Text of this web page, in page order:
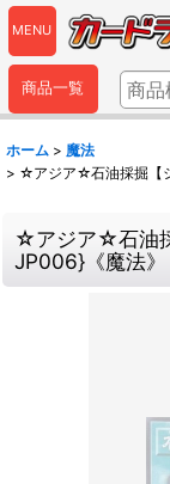
MENU
商品一覧
ホーム > 魔法
> ☆アジア☆石油採掘【
☆アジア☆石油
JP006}《魔法》